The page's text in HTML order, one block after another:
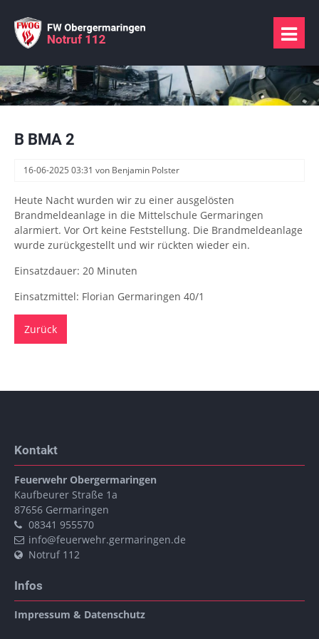
B BMA 2
16-06-2025 03:31 von Benjamin Polster
Heute Nacht wurden wir zu einer ausgelösten
Brandmeldeanlage in die Mittelschule Germaringen
alarmiert. Vor Ort keine Feststellung. Die Brandmeldeanlage
wurde zurückgestellt und wir rückten wieder ein.
Einsatzdauer: 20 Minuten
Einsatzmittel: Florian Germaringen 40/1
Zurück
Kontakt
Feuerwehr Obergermaringen
Kaufbeurer Straße 1a
87656 Germaringen
08341 955570
info@feuerwehr.germaringen.de
Notruf 112
Infos
Impressum & Datenschutz